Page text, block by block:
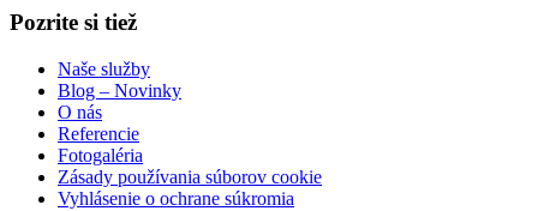
Pozrite si tiež
Naše služby
Blog – Novinky
O nás
Referencie
Fotogaléria
Zásady používania súborov cookie
Vyhlásenie o ochrane súkromia